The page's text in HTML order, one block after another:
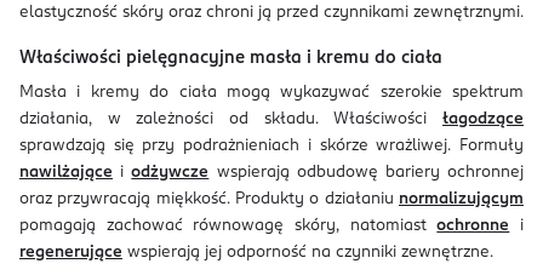
elastyczność skóry oraz chroni ją przed czynnikami zewnętrznymi.
Właściwości pielęgnacyjne masła i kremu do ciała
Masła i kremy do ciała mogą wykazywać szerokie spektrum
działania, w zależności od składu. Właściwości łagodzące
sprawdzają się przy podrażnieniach i skórze wrażliwej. Formuły
nawilżające iodżywcze
wspierają odbudowę bariery ochronnej
oraz przywracają miękkość. Produkty o działaniu normalizującym
pomagają zachować równowagę skóry, natomiastochronne
i
regenerujące wspierają jej odporność na czynniki zewnętrzne.